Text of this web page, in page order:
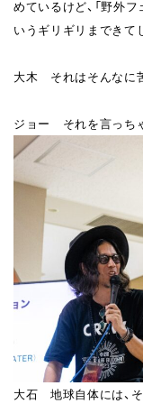
めているけど、「野外
いうギリギリまできて
大木 それはそんなに
ジョー それを言っちゃ
大石 地球自体には、